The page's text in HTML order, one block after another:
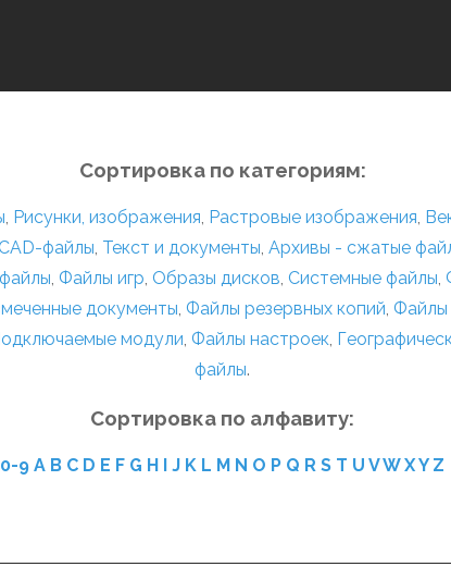
Сортировка по категориям:
, Рисунки, изображения, Растровые изображения,
CAD-файлы, Текст и документы, Архивы - сжатые
, Файлы игр, Образы дисков, Системные файлы,
документы, Файлы резервных копий, Файлы
модули, Файлы настроек,
файлы.
Сортировка по алфавиту:
0-9 A B C D E F G H I J K L M N O P Q R S T U VW XY Z